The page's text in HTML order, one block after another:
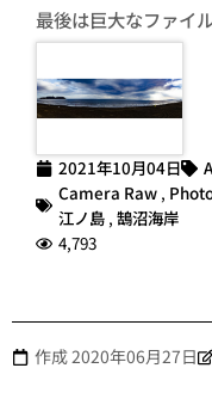
最後は巨大なファイ
2021年10月04日
Camera Raw ,
江ノ島 , 鵠沼海岸
4,793
作成2020年06月27日